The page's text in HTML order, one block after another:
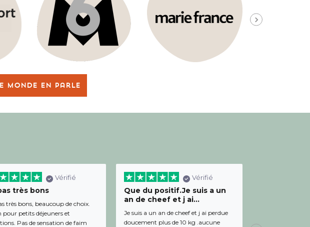
monde en parle
Vérifié
très bons
très bons, beaucoup de choix.
pour petits déjeuners et
Pas de sensation de faim
Vérifié
Que du positif.Je suis a un
an de cheef et j ai...
Je suis a un an de cheef et j ai perdue
doucement plus de 10 kg .aucune